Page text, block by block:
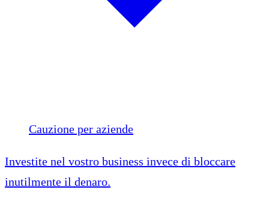
Cauzione per aziende
Investite nel vostro business invece di bloccare
inutilmente il denaro.